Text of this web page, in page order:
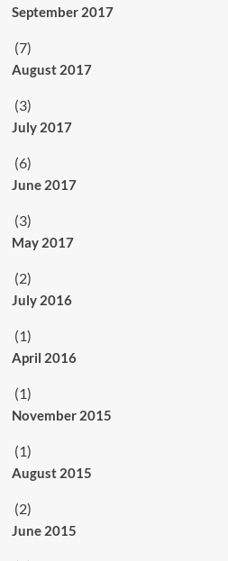
September 2017
(7)
August 2017
(3)
July 2017
(6)
June 2017
(3)
May 2017
(2)
July 2016
(1)
April 2016
(1)
November 2015
(1)
August 2015
(2)
June 2015